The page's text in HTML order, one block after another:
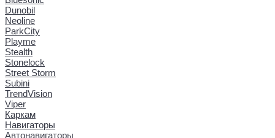
Dunobil
Neoline
ParkCity
Playme
Stealth
Stonelock
Street Storm
Subini
TrendVision
Viper
Каркам
Навигаторы
Автонавигаторы